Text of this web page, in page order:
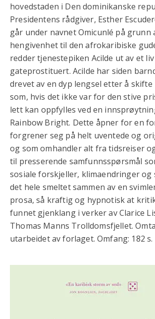
hovedstaden i Den dominikanske
Presidentens rådgiver, Esther
går under navnet Omicunlé på grunn
hengivenhet til den afrokaribiske
redder tjenestepiken Acilde ut av et
gateprostituert. Acilde har siden
drevet av en dyp lengsel etter å skifte
som, hvis det ikke var for den stive
lett kan oppfylles ved en
Rainbow Bright. Dette åpner for en
forgrener seg på helt uventede og
og som omhandler alt fra tidsreiser
til presserende samfunnsspørsmål
sosiale forskjeller, klimaendringer og
det hele smeltet sammen av en
prosa, så kraftig og hypnotisk at
funnet gjenklang i verker av Clarice
Thomas Manns Trolldomsfjellet.
utarbeidet av forlaget. Omfang: 182